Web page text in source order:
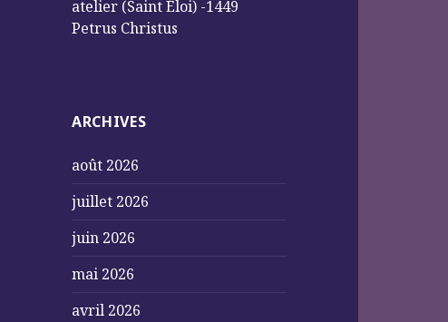
atelier (Saint Éloi) -1449
Petrus Christus
ARCHIVES
août 2026
juillet 2026
juin 2026
mai 2026
avril 2026